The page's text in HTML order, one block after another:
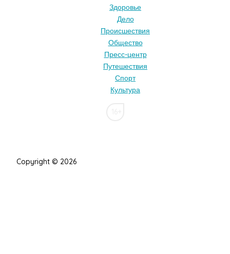
Здоровье
Дело
Происшествия
Общество
Пресс-центр
Путешествия
Спорт
Культура
Copyright © 2026